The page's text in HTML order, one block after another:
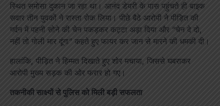
स्थित समोसा दुकान जा रहा था। आनंद डेयरी के पास पहुंचते ही बाइक
सवार तीन युवकों ने रास्ता रोक लिया। पीछे बैठे आरोपी ने पीड़ित की
गर्दन में पहनी सोने की चेन पकड़कर कट्टा अड़ा दिया और “चेन दे दो,
नहीं तो गोली मार दूंगा” कहते हुए फायर कर जान से मारने की धमकी दी।
हालांकि, पीड़ित ने हिम्मत दिखाते हुए शोर मचाया, जिससे घबराकर
आरोपी मुख्य सड़क की ओर फरार हो गए।
तकनीकी साक्ष्यों से पुलिस को मिली बड़ी सफलता